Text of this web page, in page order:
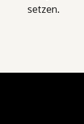
setzen.